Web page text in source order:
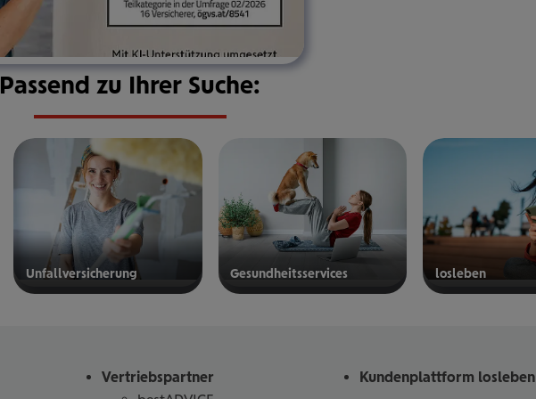
Passend zu Ihrer Suche:
Unfall­ver­si­che­rung Gesund­heits­ser­vices los­le­ben
Vertriebspartner
Kundenplattform losleben